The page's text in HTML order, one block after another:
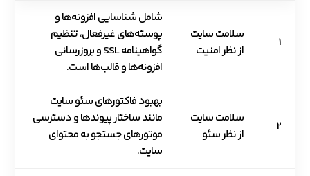
1
سلامت سایت
از نظر امنیت
شامل شناسایی افزونه‌ها و
پوسته‌های غیرفعال، تنظیم
گواهینامه SSL و بروزرسانی
افزونه‌ها و قالب‌ها است.
2
سلامت سایت
از نظر سئو
بهبود فاکتورهای سئو سایت
مانند ساختار پیوندها و دسترسی
موتورهای جستجو به محتوای
سایت.